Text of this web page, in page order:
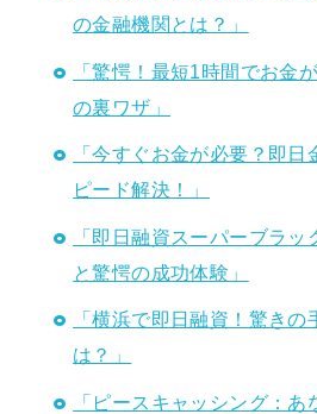
の金融機関とは？」
「驚愕！最短1時間でお金
の裏ワザ」
「今すぐお金が必要？即
ピード解決！」
「即日融資スーパーブラ
と驚愕の成功体験」
「横浜で即日融資！驚きの
は？」
「ピースキャッシング：